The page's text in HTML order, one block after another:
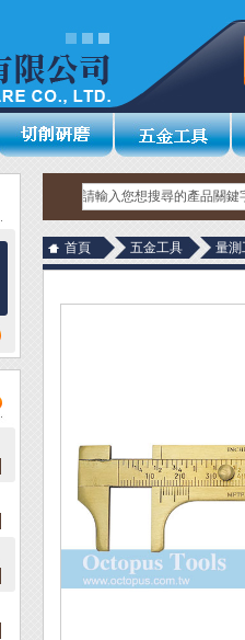
首頁 五金工具 量測